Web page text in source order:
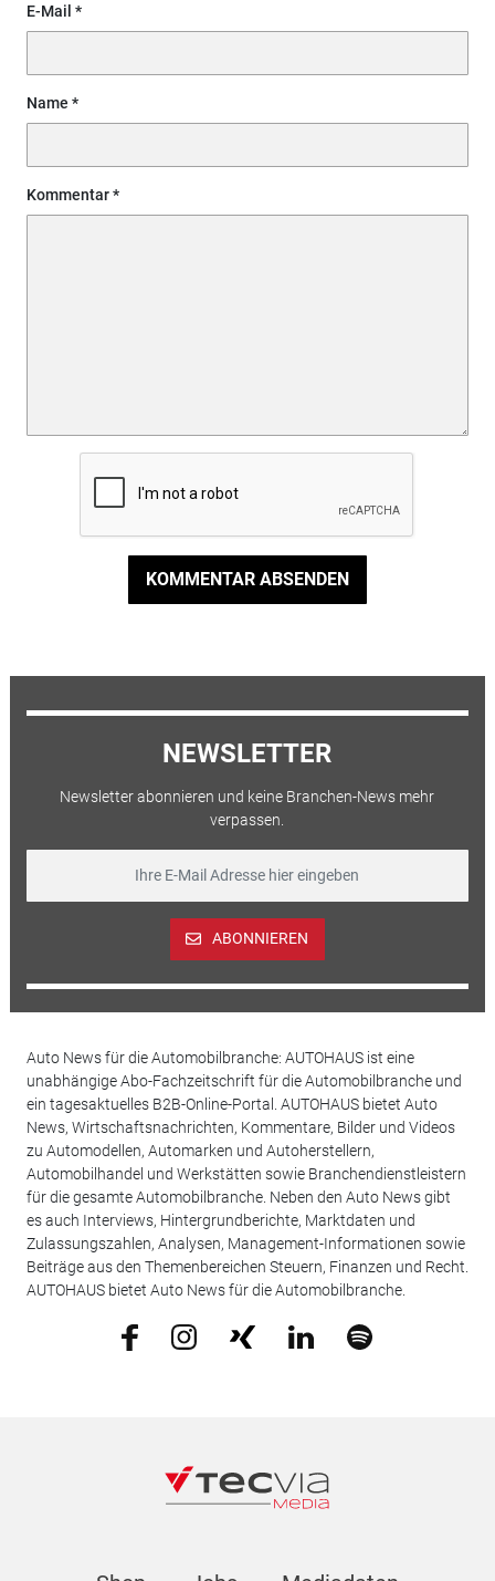
E-Mail
Name
Kommentar
KOMMENTAR ABSENDEN
NEWSLETTER
Newsletter abonnieren und keine Branchen-News mehr
verpassen.
ABONNIEREN
Auto News für die Automobilbranche: AUTOHAUS ist eine
unabhängige Abo-Fachzeitschrift für die Automobilbranche und
ein tagesaktuelles B2B-Online-Portal. AUTOHAUS bietet Auto
News, Wirtschaftsnachrichten, Kommentare, Bilder und Videos
zu Automodellen, Automarken und Autoherstellern,
Automobilhandel und Werkstätten sowie Branchendienstleistern
für die gesamte Automobilbranche. Neben den Auto News gibt
es auch Interviews, Hintergrundberichte, Marktdaten und
Zulassungszahlen, Analysen, Management-Informationen sowie
Beiträge aus den Themenbereichen Steuern, Finanzen und Recht.
AUTOHAUS bietet Auto News für die Automobilbranche.